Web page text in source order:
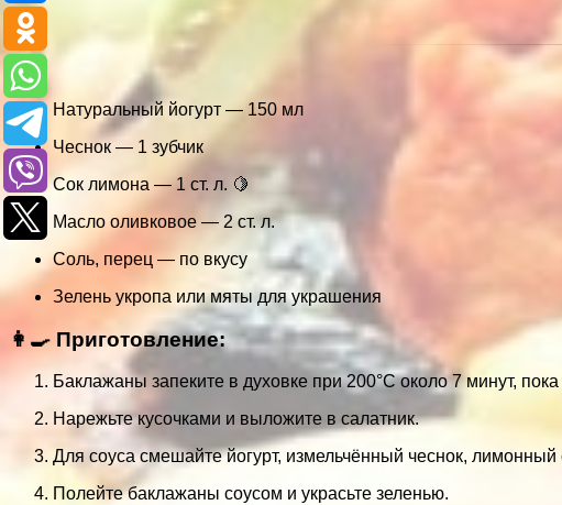
Натуральный йогурт — 150 мл
Чеснок — 1 зубчик
Сок лимона — 1 ст. л. 🍋
Масло оливковое — 2 ст. л.
Соль, перец — по вкусу
Зелень укропа или мяты для украшения
👩‍🍳 Приготовление:
Баклажаны запеките в духовке при 200°С около 7 минут,
Нарежьте кусочками и выложите в салатник.
Для соуса смешайте йогурт, измельчённый чеснок,
Полейте баклажаны соусом и украсьте зеленью.